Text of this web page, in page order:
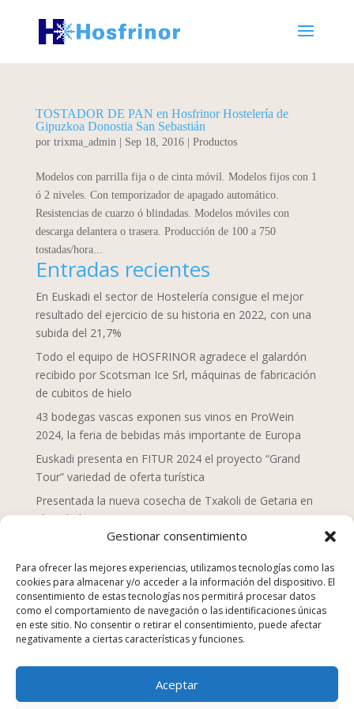
Gestionar consentimiento
Para ofrecer las mejores experiencias, utilizamos tecnologías como las
cookies para almacenar y/o acceder a la información del dispositivo. El
consentimiento de estas tecnologías nos permitirá procesar datos
como el comportamiento de navegación o las identificaciones únicas
en este sitio. No consentir o retirar el consentimiento, puede afectar
negativamente a ciertas características y funciones.
Aceptar
TOSTADOR DE PAN en Hosfrinor Hostelería de
Gipuzkoa Donostia San Sebastián
por trixma_admin| Sep 18, 2016| Productos
Modelos con parrilla fija o de cinta móvil. Modelos fijos con 1
ó 2 niveles. Con temporizador de apagado automático.
Resistencias de cuarzo ó blindadas. Modelos móviles con
descarga delantera o trasera. Producción de 100 a 750
tostadas/hora...
Entradas recientes
En Euskadi el sector de Hostelería consigue el mejor
resultado del ejercicio de su historia en 2022, con una
subida del 21,7%
Todo el equipo de HOSFRINOR agradece el galardón
recibido por Scotsman Ice Srl, máquinas de fabricación
de cubitos de hielo
43 bodegas vascas exponen sus vinos en ProWein
2024, la feria de bebidas más importante de Europa
Euskadi presenta en FITUR 2024 el proyecto “Grand
Tour” variedad de oferta turística
Presentada la nueva cosecha de Txakoli de Getaria en
el Txakolin Eguna 2024
Doce chefs de Mahaia despliegan una nueva mirada
sobre la gastronomía vasca
San Sebastián Gastronomika Euskadi Basque Country
2023, campaña “La comida no se tira”
Los establecimientos de hostelería suponen el 25% de
los equipamientos y servicios en Euskadi en 2022
Euskadi Gastronomika, turismo gastronómico
sostenible, nuevo sitio web